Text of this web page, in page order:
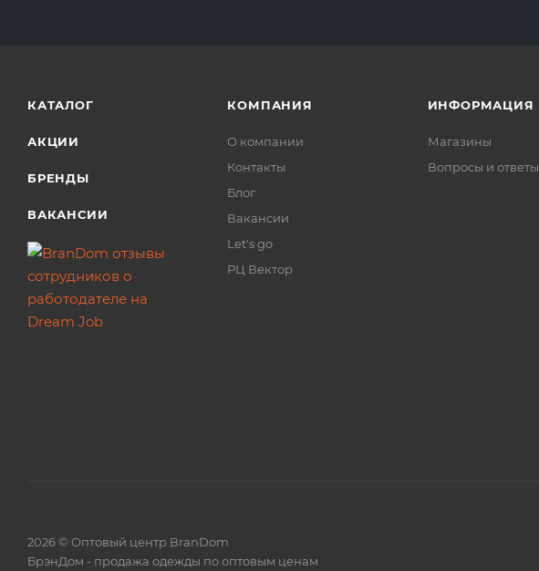
КАТАЛОГ
АКЦИИ
БРЕНДЫ
ВАКАНСИИ
КОМПАНИЯ
О компании
Контакты
Блог
Вакансии
Let's go
РЦ Вектор
ИНФОРМАЦИЯ
Магазины
Вопросы и ответы
2026 © Оптовый центр BranDom
БрэнДом - продажа одежды по оптовым ценам